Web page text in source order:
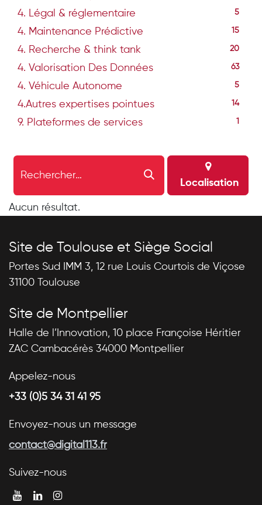
4. Légal & réglementaire 5
4. Maintenance Prédictive 15
4. Recherche & think tank 20
4. Valorisation Des Données 63
4. Véhicule Autonome 5
4.Autres expertises pointues 14
9. Plateformes de services
Localisation
Aucun résultat.
Site de Toulouse et Siège Social
Portes Sud IMM 3, 12 rue Louis Courtois de Viçose
31100 Toulouse
Site de Montpellier
Halle de l’Innovation, 10 place Françoise Héritier
ZAC Cambacérès 34000 Montpellier
Appelez-nous
+33 (0)5 34 31 41 95
Envoyez-nous un message
contact@digital113.fr
Suivez-nous